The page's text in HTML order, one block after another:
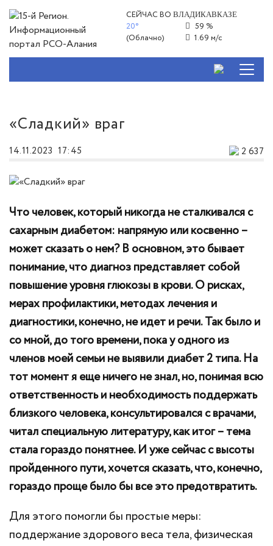
СЕЙЧАС ВОВЛАДИКАВКАЗЕ
20°
(Облачно)
59 %
1.69 м/с
«Сладкий» враг
14.11.2023 17:45 2 637
Что человек, который никогда не сталкивался с
сахарным диабетом: напрямую или косвенно –
может сказать о нем? В основном, это бывает
понимание, что диагноз представляет собой
повышение уровня глюкозы в крови. О рисках,
мерах профилактики, методах лечения и
диагностики, конечно, не идет и речи. Так было и
со мной, до того времени, пока у одного из
членов моей семьи не выявили диабет 2 типа. На
тот момент я еще ничего не знал, но, понимая всю
ответственность и необходимость поддержать
близкого человека, консультировался с врачами,
читал специальную литературу, как итог – тема
стала гораздо понятнее. И уже сейчас с высоты
пройденного пути, хочется сказать, что, конечно,
гораздо проще было бы все это предотвратить.
Для этого помогли бы простые меры:
поддержание здорового веса тела, физическая